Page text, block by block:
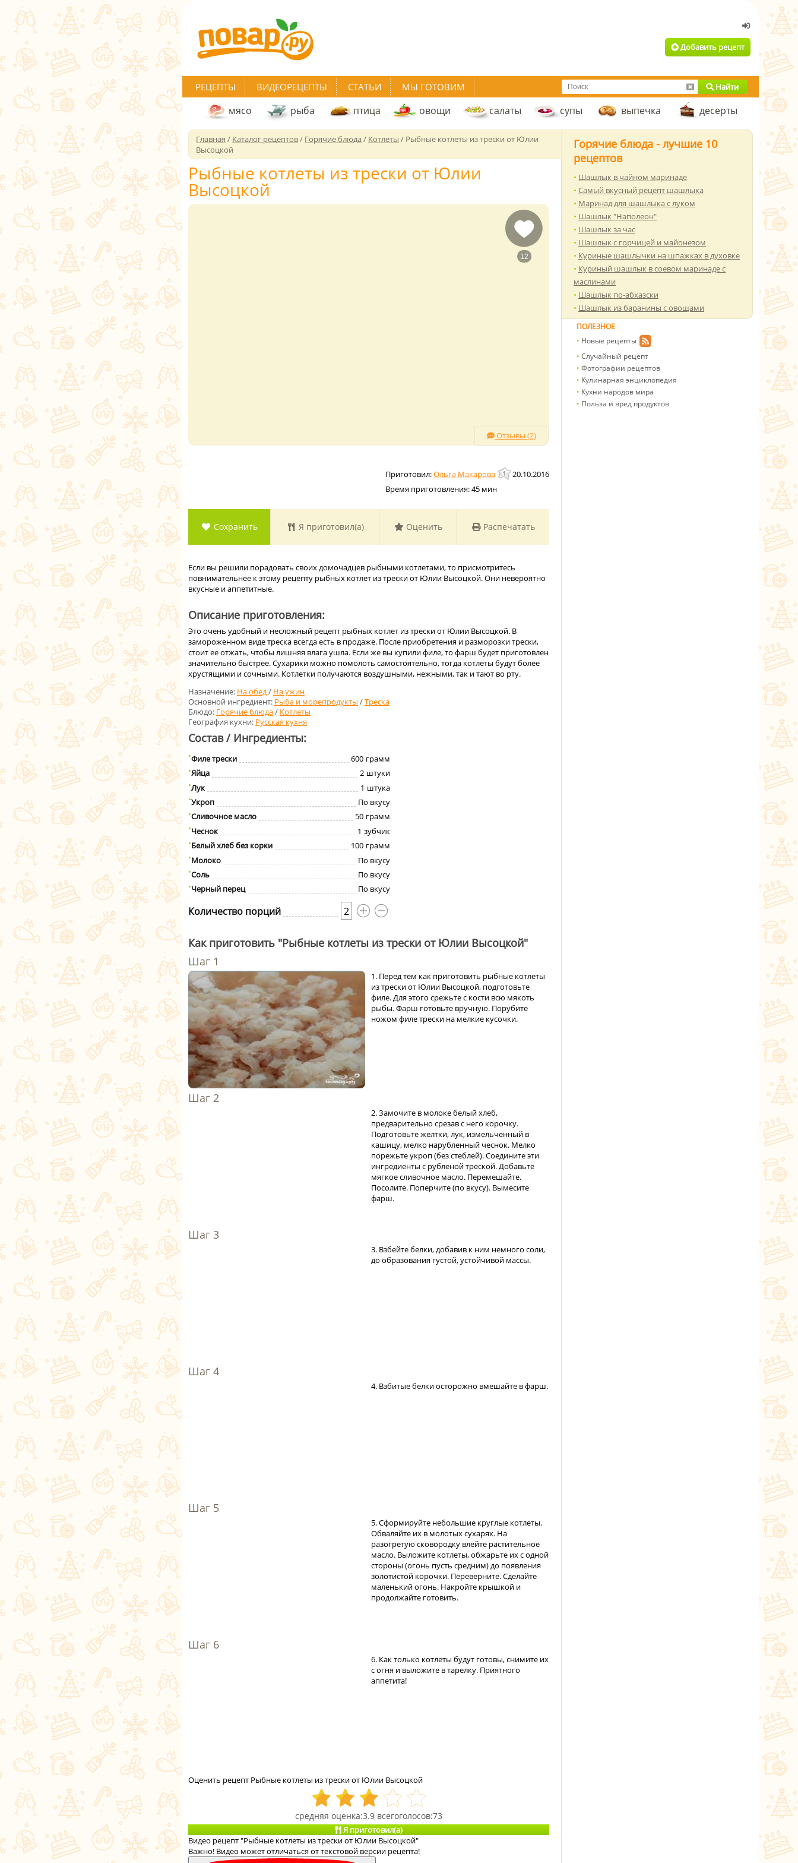
Добавить рецепт
РЕЦЕПТЫ ВИДЕОРЕЦЕПТЫ СТАТЬИ МЫ ГОТОВИМ Найти
мясо рыба птица овощи салаты супы выпечка десерты
Главная / Каталог рецептов/ Горячие блюда/ Котлеты / Рыбные котлеты из трески от Юлии
Высоцкой
Рыбные котлеты из трески от Юлии
Высоцкой
Отзывы (2)
12
Ольга Макарова
20.10.2016
Время приготовления:45 мин
Сохранить Я приготовил(а) Оценить Распечатать
Если вы решили порадовать своих домочадцев рыбными котлетами, то присмотритесь
повнимательнее к этому рецепту рыбных котлет из трески от Юлии Высоцкой. Они невероятно
вкусные и аппетитные.
Описание приготовления:
Это очень удобный и несложный рецепт рыбных котлет из трески от Юлии Высоцкой. В
замороженном виде треска всегда есть в продаже. После приобретения и разморозки трески,
стоит ее отжать, чтобы лишняя влага ушла. Если же вы купили филе, то фарш будет приготовлен
значительно быстрее. Сухарики можно помолоть самостоятельно, тогда котлеты будут более
хрустящими и сочными. Котлетки получаются воздушными, нежными, так и тают во рту.
Назначение: На обед/ На ужин
Основной ингредиент: Рыба и морепродукты /Треска
Блюдо: Горячие блюда/ Котлеты
География кухни: Русская кухня
Состав / Ингредиенты:
Филе трески 600 грамм
Яйца
2 штуки
Лук
1 штука
Укроп
По вкусу
Сливочное масло
50 грамм
Чеснок
1 зубчик
Белый хлеб без корки
100 грамм
Молоко
По вкусу
Соль
По вкусу
Черный перец
По вкусу
Количество порций 2
Как приготовить "Рыбные котлеты из трески от Юлии Высоцкой"
1. Перед тем как приготовить рыбные котлеты
из трески от Юлии Высоцкой, подготовьте
филе. Для этого срежьте с кости всю мякоть
рыбы. Фарш готовьте вручную. Порубите
ножом филе трески на мелкие кусочки.
2. Замочите в молоке белый хлеб,
предварительно срезав с него корочку.
Подготовьте желтки, лук, измельченный в
кашицу, мелко нарубленный чеснок. Мелко
порежьте укроп (без стеблей). Соедините эти
ингредиенты с рубленой треской. Добавьте
мягкое сливочное масло. Перемешайте.
Посолите. Поперчите (по вкусу). Вымесите
фарш.
3. Взбейте белки, добавив к ним немного соли,
до образования густой, устойчивой массы.
4. Взбитые белки осторожно вмешайте в фарш.
5. Сформируйте небольшие круглые котлеты.
Обваляйте их в молотых сухарях. На
разогретую сковородку влейте растительное
масло. Выложите котлеты, обжарьте их с одной
стороны (огонь пусть средним) до появления
золотистой корочки. Переверните. Сделайте
маленький огонь. Накройте крышкой и
продолжайте готовить.
6. Как только котлеты будут готовы, снимите их
с огня и выложите в тарелку. Приятного
аппетита!
Оценить рецепт Рыбные котлеты из трески от Юлии Высоцкой
3.9 73
Я приготовил(а)
Видео рецепт "Рыбные котлеты из трески от Юлии Высоцкой"
Важно! Видео может отличаться от текстовой версии рецепта!
Горячие блюда - лучшие 10
рецептов
Шашлык в чайном маринаде
Самый вкусный рецепт шашлыка
Маринад для шашлыка с луком
Шашлык "Наполеон"
Шашлык за час
Шашлык с горчицей и майонезом
Куриные шашлычки на шпажках в духовке
Куриный шашлык в соевом маринаде с
маслинами
Шашлык по-абхазски
Шашлык из баранины с овощами
ПОЛЕЗНОЕ
Новые рецепты
Случайный рецепт
Фотографии рецептов
Кулинарная энциклопедия
Кухни народов мира
Польза и вред продуктов